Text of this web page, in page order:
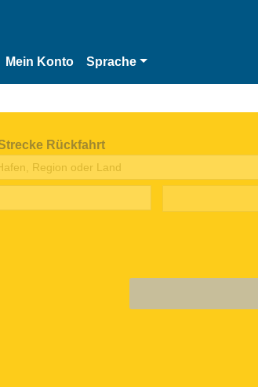
Mein Konto Sprache
Rückfahrt